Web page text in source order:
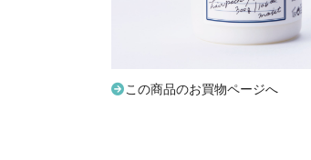
この商品のお買物ページへ